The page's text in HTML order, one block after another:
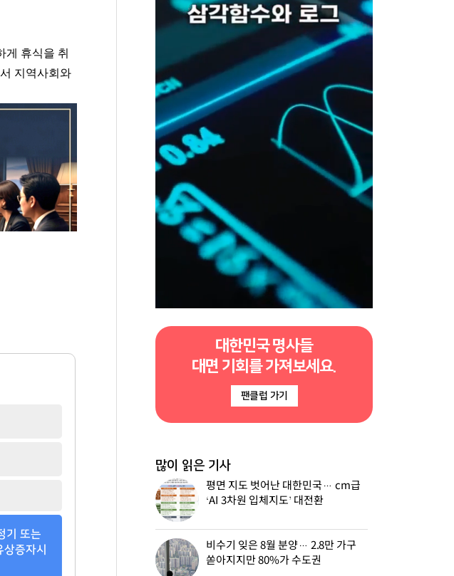
게 휴식을 취
지역사회와
주택
팬클럽 참여
기 또는
증자시
대한민국 명사들
대면 기회를 가져보세요.
팬클럽 가기
많이 읽은 기사
평면 지도 벗어난 대한민국… cm급
‘AI 3차원 입체지도’ 대전환
비수기 잊은 8월 분양… 2.8만 가구
쏟아지지만 80%가 수도권